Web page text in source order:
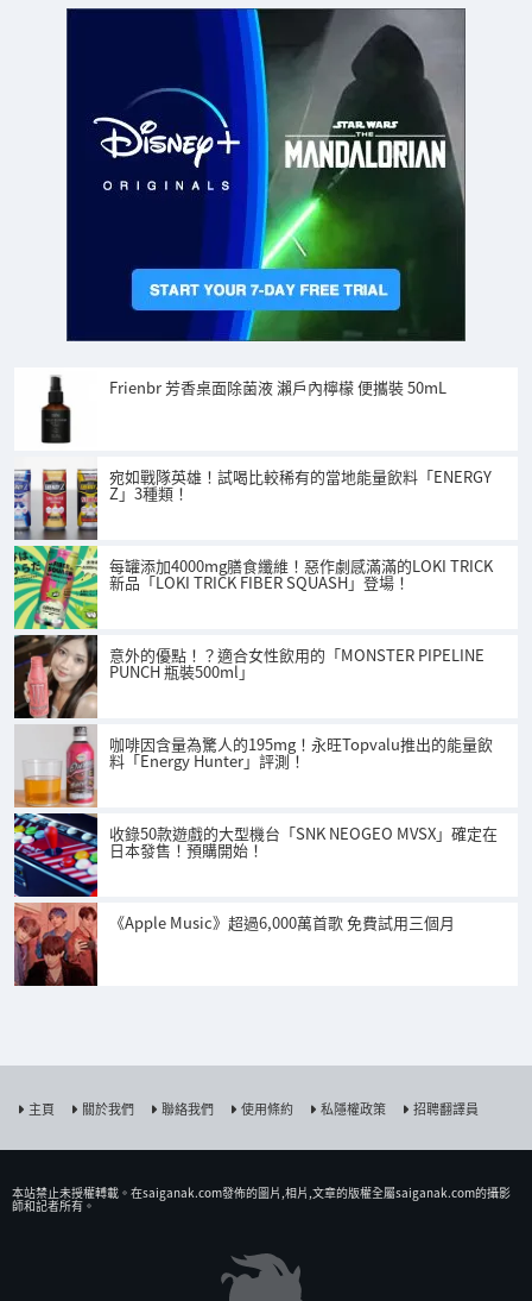
Frienbr 芳香桌面除菌液 瀨戶內檸檬 便攜裝 50mL
宛如戰隊英雄！試喝比較稀有的當地能量飲料「ENERGY
Z」3種類！
每罐添加4000mg膳食纖維！惡作劇感滿滿的LOKI TRICK
新品「LOKI TRICK FIBER SQUASH」登場！
意外的優點！？適合女性飲用的「MONSTER PIPELINE
PUNCH 瓶裝500ml」
咖啡因含量為驚人的195mg！永旺Topvalu推出的能量飲
料「Energy Hunter」評測！
收錄50款遊戲的大型機台「SNK NEOGEO MVSX」確定在
日本發售！預購開始！
《Apple Music》超過6,000萬首歌 免費試用三個月
主頁 關於我們 聯絡我們 使用條約 私隱權政策 招聘翻譯員
本站禁止未授權𨍭載。在saiganak.com發佈的圖片,相片,文章的版權全屬saiganak.com的攝影
師和記者所有。